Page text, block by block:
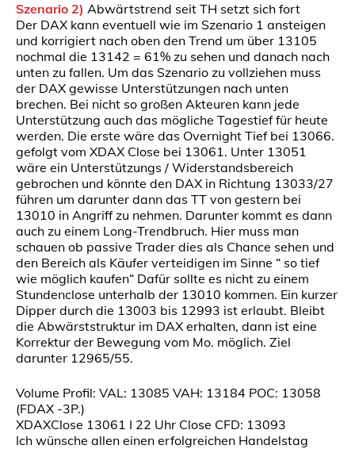
Szenario 2) Abwärtstrend seit TH setzt sich fort
Der DAX kann eventuell wie im Szenario 1 ansteigen
und korrigiert nach oben den Trend um über 13105
nochmal die 13142 = 61% zu sehen und danach nach
unten zu fallen. Um das Szenario zu vollziehen muss
der DAX gewisse Unterstützungen nach unten
brechen. Bei nicht so großen Akteuren kann jede
Unterstützung auch das mögliche Tagestief für heute
werden. Die erste wäre das Overnight Tief bei 13066.
gefolgt vom XDAX Close bei 13061. Unter 13051
wäre ein Unterstützungs / Widerstandsbereich
gebrochen und könnte den DAX in Richtung 13033/27
führen um darunter dann das TT von gestern bei
13010 in Angriff zu nehmen. Darunter kommt es dann
auch zu einem Long-Trendbruch. Hier muss man
schauen ob passive Trader dies als Chance sehen und
den Bereich als Käufer verteidigen im Sinne “ so tief
wie möglich kaufen“ Dafür sollte es nicht zu einem
Stundenclose unterhalb der 13010 kommen. Ein kurzer
Dipper durch die 13003 bis 12993 ist erlaubt. Bleibt
die Abwärststruktur im DAX erhalten, dann ist eine
Korrektur der Bewegung vom Mo. möglich. Ziel
darunter 12965/55.
Volume Profil: VAL: 13085 VAH: 13184 POC: 13058
(FDAX -3P.)
XDAXClose 13061 I 22 Uhr Close CFD: 13093
Ich wünsche allen einen erfolgreichen Handelstag